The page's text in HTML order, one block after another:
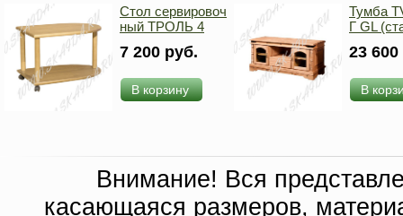
Стол сервировоч
ный ТРОЛЬ 4
7 200 руб.
В корзину
Тумба
Г GL
23
В
Внимание! Вся
касающаяся размеров,